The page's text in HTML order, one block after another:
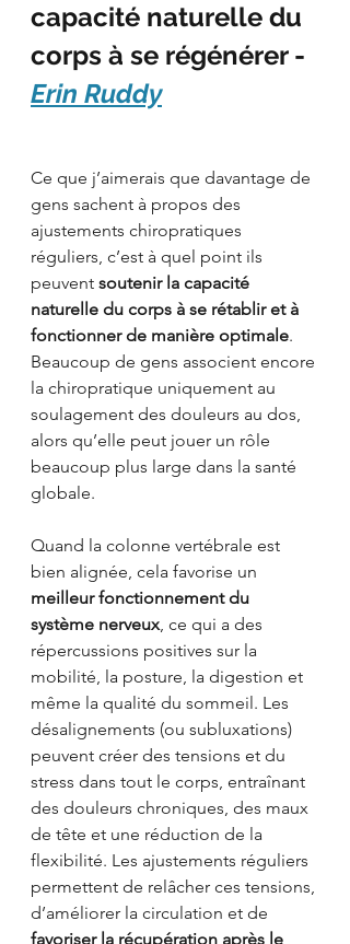
capacité naturelle du
corps à se régénérer -
Erin Ruddy
Ce que j’aimerais que davantage de
gens sachent à propos des
ajustements chiropratiques
réguliers, c’est à quel point ils
peuvent soutenir la capacité
naturelle du corps à se rétablir et à
fonctionner de manière optimale.
Beaucoup de gens associent encore
la chiropratique uniquement au
soulagement des douleurs au dos,
alors qu’elle peut jouer un rôle
beaucoup plus large dans la santé
globale.
Quand la colonne vertébrale est
bien alignée, cela favorise un
meilleur fonctionnement du
système nerveux, ce qui a des
répercussions positives sur la
mobilité, la posture, la digestion et
même la qualité du sommeil. Les
désalignements (ou subluxations)
peuvent créer des tensions et du
stress dans tout le corps, entraînant
des douleurs chroniques, des maux
de tête et une réduction de la
flexibilité. Les ajustements réguliers
permettent de relâcher ces tensions,
d’améliorer la circulation et de
favoriser la récupération après le